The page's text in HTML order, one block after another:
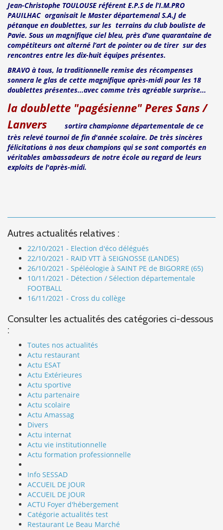
Jean-Christophe TOULOUSE référent E.P.S de l’I.M.PRO
PAUILHAC organisait le Master départemenal S.A.J de
pétanque en doublettes, sur les terrains du club bouliste de
Pavie. Sous un magnifique ciel bleu, près d’une quarantaine de
compétiteurs ont alterné l’art de pointer ou de tirer sur des
rencontres entre les dix-huit équipes présentes.
BRAVO à tous, la traditionnelle remise des récompenses
sonnera le glas de cette magnifique après-midi pour les 18
doublettes présentes...avec comme très agréable surprise...
la doublette "pagésienne" Peres Sans /
Lanvers
sortira championne départementale de ce
très relevé tournoi de fin d'année scolaire. De très sincères
félicitations à nos deux champions qui se sont comportés en
véritables ambassadeurs de notre école au regard de leurs
exploits de l'après-midi.
Autres actualités relatives :
22/10/2021 - Election d'éco délégués
22/10/2021 - RAID VTT à SEIGNOSSE (LANDES)
26/10/2021 - Spéléologie à SAINT PE de BIGORRE (65)
10/11/2021 - Détection / Sélection départementale
FOOTBALL
16/11/2021 - Cross du collège
Consulter les actualités des catégories ci-dessous
:
Toutes nos actualités
Actu restaurant
Actu ESAT
Actu Extérieures
Actu sportive
Actu partenaire
Actu scolaire
Actu Amassag
Divers
Actu internat
Actu vie institutionnelle
Actu formation professionnelle
Info SESSAD
ACCUEIL DE JOUR
ACCUEIL DE JOUR
ACTU Foyer d'hébergement
Catégorie actualités test
Restaurant Le Beau Marché